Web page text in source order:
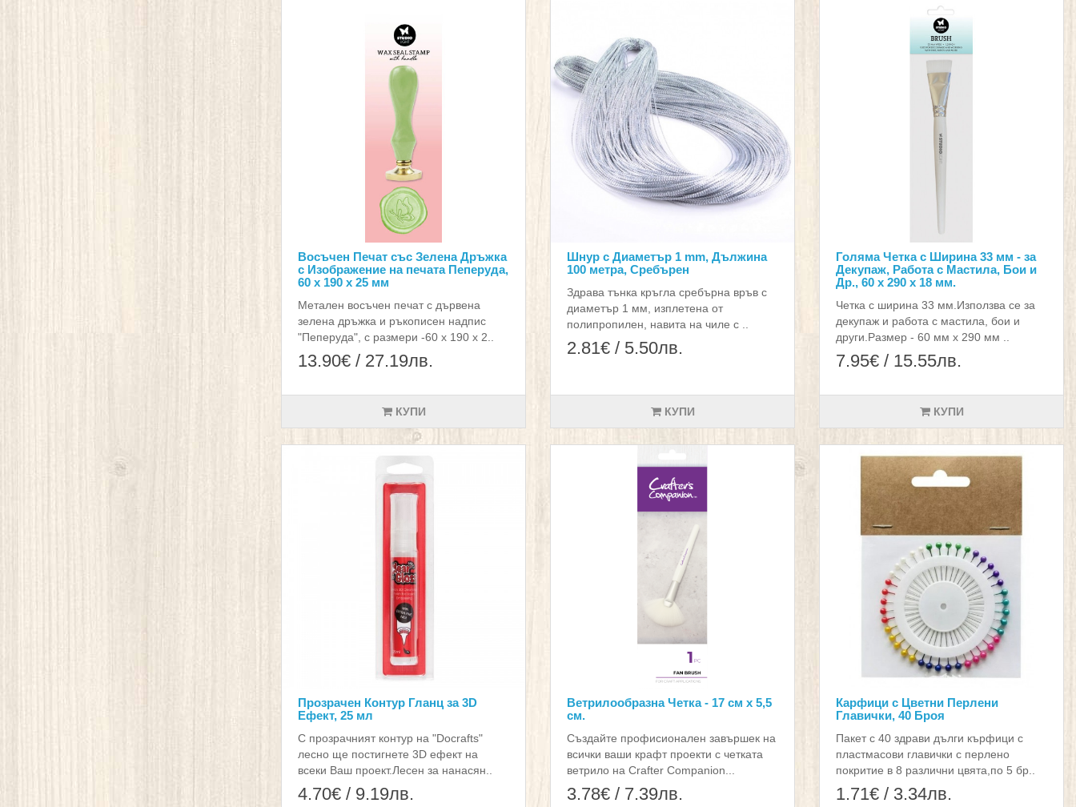
Восъчен Печат със Зелена Дръжка
с Изображение на печата Пеперуда,
60 х 190 х 25 мм
Метален восъчен печат с дървена
зелена дръжка и ръкописен надпис
"Пеперуда", с размери -60 х 190 х 2..
13.90€ / 27.19лв.
КУПИ
Шнур с Диаметър 1 mm, Дължина
100 метра, Сребърен
Здрава тънка кръгла сребърна връв с
диаметър 1 мм, изплетена от
полипропилен, навита на чиле с ..
2.81€ / 5.50лв.
КУПИ
Голяма Четка с Ширина 33 мм - за
Декупаж, Работа с Мастила, Бои и
Др., 60 x 290 x 18 мм.
Четка с ширина 33 мм.Използва се за
декупаж и работа с мастила, бои и
други.Размер - 60 мм x 290 мм ..
7.95€ / 15.55лв.
КУПИ
Прозрачен Контур Гланц за 3D
Ефект, 25 мл
С прозрачният контур на "Docrafts"
лесно ще постигнете 3D ефект на
всеки Ваш проект.Лесен за нанасян..
4.70€ / 9.19лв.
Ветрилообразна Четка - 17 см х 5,5
см.
Създайте профисионален завършек на
всички ваши крафт проекти с четката
ветрило на Crafter Companion...
3.78€ / 7.39лв.
Карфици с Цветни Перлени
Главички, 40 Броя
Пакет с 40 здрави дълги кърфици с
пластмасови главички с перлено
покритие в 8 различни цвята,по 5 бр..
1.71€ / 3.34лв.